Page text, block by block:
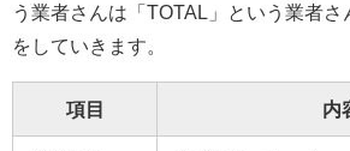
う業者さんは「TOTAL」という業者
をしていきます。
項目 内